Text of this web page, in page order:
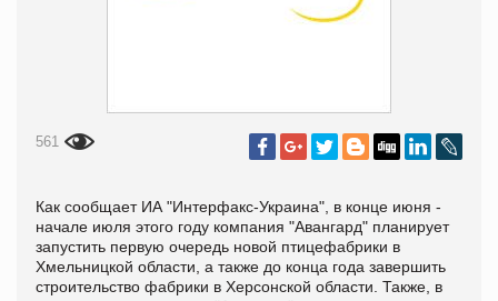
561
Как сообщает ИА "Интерфакс-Украина", в конце июня -
начале июля этого году компания "Авангард" планирует
запустить первую очередь новой птицефабрики в
Хмельницкой области, а также до конца года завершить
строительство фабрики в Херсонской области. Также, в